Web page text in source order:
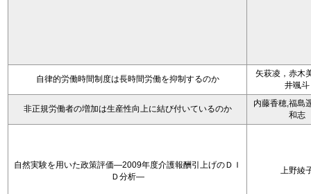
自律的労働時間制度は長時間労働を抑制するのか
矢萩凌，赤木
井颯斗
非正規労働者の増加は生産性向上に結び付いているのか
内藤香穂,福島
和志
自然実験を用いた政策評価―2009年度介護報酬引上げのＤＩ
Ｄ分析―
上野綾